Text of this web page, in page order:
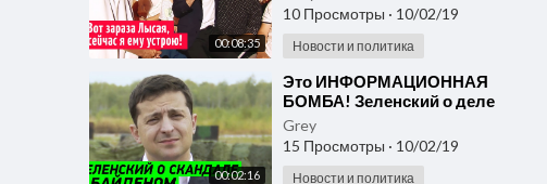
00:08:35
10 Просмотры · 10/02/19
Новости и политика
00:02:16
⁣Это ИНФОРМАЦИОННАЯ
БОМБА! Зеленский о деле
Байдена
Grey
15 Просмотры · 10/02/19
Новости и политика